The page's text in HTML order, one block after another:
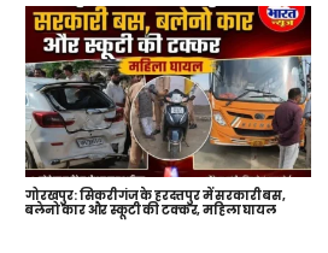
गोरखपुर: सिकरीगंज के हरदत्तपुर में सरकारी बस,
बलेनो कार और स्कूटी की टक्कर, महिला घायल